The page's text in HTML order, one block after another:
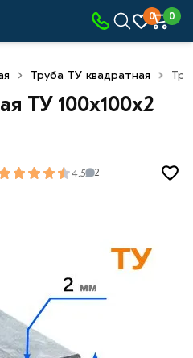
0 0
Труба ТУ квадратная
ТУ 100х100х2
4.5 2